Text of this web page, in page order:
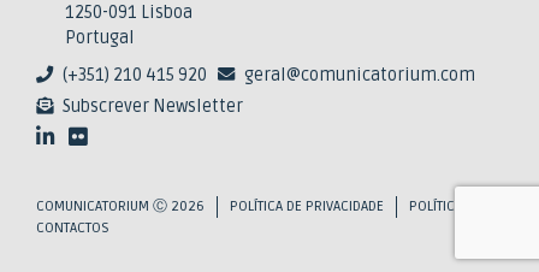
1250-091 Lisboa
Portugal
(+351) 210 415 920
geral@comunicatorium.com
Subscrever Newsletter
COMUNICATORIUM Ⓒ 2026 POLÍTICA DE PRIVACIDADE
POLÍTICA DE COOKIES
CONTACTOS